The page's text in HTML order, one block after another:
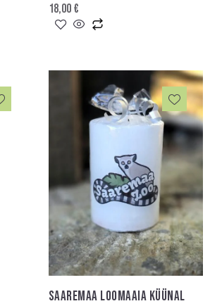
18,00€
SAAREMAA LOOMAAIA KÜÜNAL